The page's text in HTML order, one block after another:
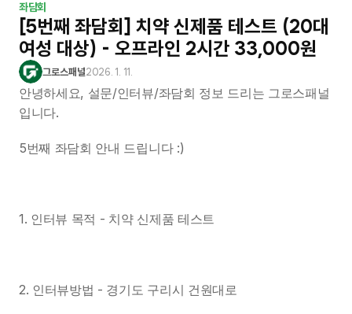
좌담회
[5번째 좌담회] 치약 신제품 테스트 (20대
여성 대상) - 오프라인 2시간 33,000원
그로스패널2026. 1. 11.
안녕하세요, 설문/인터뷰/좌담회 정보 드리는 그로스패널
입니다.
5번째 좌담회 안내 드립니다 :)
1. 인터뷰 목적 - 치약 신제품 테스트
2. 인터뷰방법 - 경기도 구리시 건원대로